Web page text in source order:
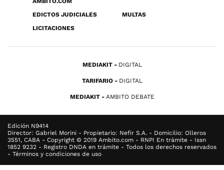
EDICTOS JUDICIALES
MULTAS
LICITACIONES
MEDIAKIT DIGITAL
TARIFARIO DIGITAL
MEDIAKIT AMBITO DEBATE
Edición N9414
Director: Gabriel Morini - Propietario: Nefir S.A. - Domicilio: Olleros
3551, CABA - Copyright © 2019 Ambito.com - RNPI En trámite - Issn
1852 9232 - Registro DNDA en trámite - Todos los derechos reservados
- Términos y condiciones de uso